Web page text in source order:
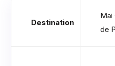
Destination
Mai
de